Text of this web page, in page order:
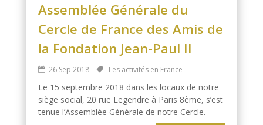
Assemblée Générale du
Cercle de France des Amis de
la Fondation Jean-Paul II
26 Sep 2018 Les activités en France
Le 15 septembre 2018 dans les locaux de notre
siège social, 20 rue Legendre à Paris 8ème, s’est
tenue l’Assemblée Générale de notre Cercle.